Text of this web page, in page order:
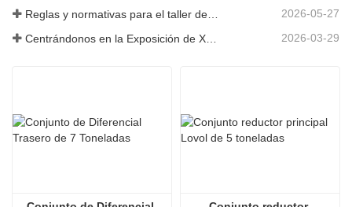
2026-05-27
Centrándonos en la Exposición de Xuzhou: Shandong Zhaokun Engineering Machinery Co., Ltd. interpreta la nueva fortaleza de las piezas de cargadoras con "ventaja de origen". 2026-03-29